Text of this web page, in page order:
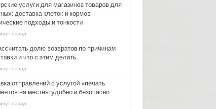
услуги для магазинов товаров для
доставка клеток и кормов —
подходы и тонкости
назад
долю возвратов по причинам
и что с этим делать
назад
отправлений с услугой «печать
на месте»: удобно и безопасно
назад